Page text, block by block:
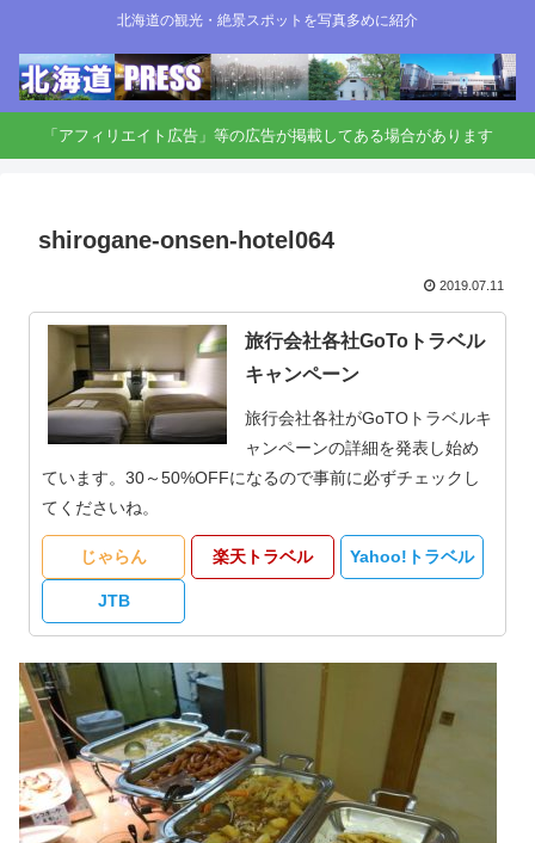
北海道の観光・絶景スポットを写真多めに紹介
「アフィリエイト広告」等の広告が掲載してある場合があります
shirogane-onsen-hotel064
2019.07.11
旅行会社各社GoToトラベル
キャンペーン
旅行会社各社がGoTOトラベルキ
ャンペーンの詳細を発表し始め
ています。30～50%OFFになるので事前に必ずチェックし
てくださいね。
じゃらん 楽天トラベル Yahoo!トラベル
JTB